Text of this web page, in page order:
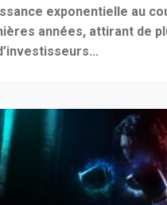
exponentielle au
années, attirant de